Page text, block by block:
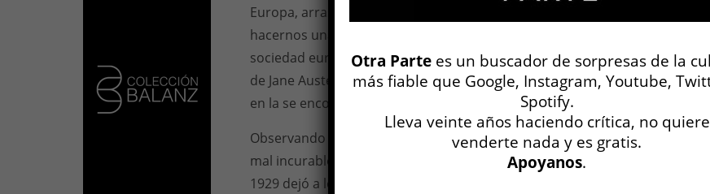
Europa, arrasada por la guerra y la miseria. Si leyendo a Proust podemos
hacernos una idea de las escandalosas desigualdades que dominaron a la
sociedad europea de comienzos del siglo pasado, Piketty recomienda la
de Jane Austen y de Honoré de Balzac para entender la terrible realidad
en la se encontraba Europa durante el largo siglo XIX.
Observando a Europa con la enfermiza fobia de quien teme infectarse de un
mal incurable, Estados Unidos no supo sin embargo evitar la crisis. El crack
1929 dejó a los ricos en el lugar de los culpables de la miseria general —al
Otra Parte es un buscador de sorpresas de la
más fiable que Google, Instagram, Youtube,
Spotify.
Lleva veinte años haciendo crítica, no quiere
venderte nada y es gratis.
Apoyanos.